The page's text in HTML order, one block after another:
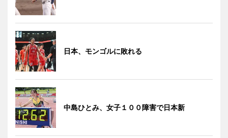
日本、モンゴルに敗れる
中島ひとみ、女子１００障害で日本新